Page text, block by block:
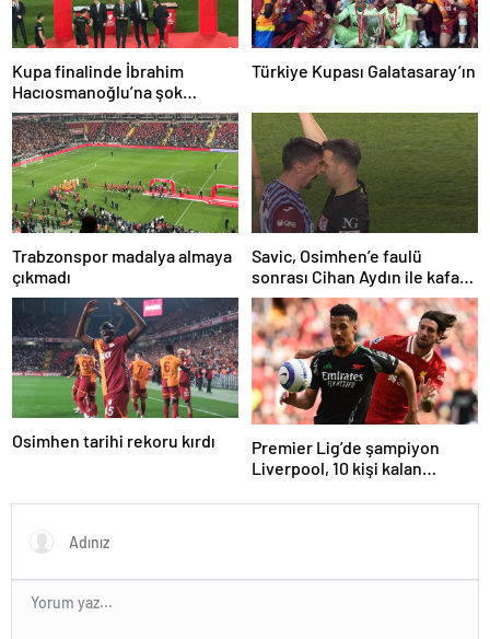
Kupa finalinde İbrahim
Hacıosmanoğlu’na şok
protesto!
Türkiye Kupası Galatasaray’ın
Trabzonspor madalya almaya
çıkmadı
Savic, Osimhen’e faulü
sonrası Cihan Aydın ile kafa
kafaya geldi!
Osimhen tarihi rekoru kırdı
Premier Lig’de şampiyon
Liverpool, 10 kişi kalan